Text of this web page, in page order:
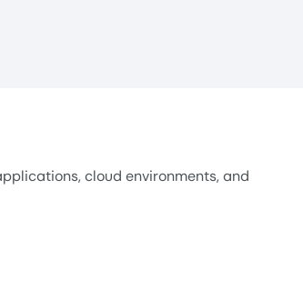
cloud environments, and